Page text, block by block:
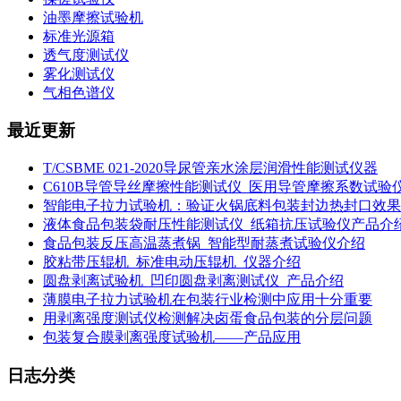
油墨摩擦试验机
标准光源箱
透气度测试仪
雾化测试仪
气相色谱仪
最近更新
T/CSBME 021-2020导尿管亲水涂层润滑性能测试仪器
C610B导管导丝摩擦性能测试仪_医用导管摩擦系数试验
智能电子拉力试验机：验证火锅底料包装封边热封口效果
液体食品包装袋耐压性能测试仪_纸箱抗压试验仪产品介
食品包装反压高温蒸煮锅_智能型耐蒸煮试验仪介绍
胶粘带压辊机_标准电动压辊机_仪器介绍
圆盘剥离试验机_凹印圆盘剥离测试仪_产品介绍
薄膜电子拉力试验机在包装行业检测中应用十分重要
用剥离强度测试仪检测解决卤蛋食品包装的分层问题
包装复合膜剥离强度试验机——产品应用
日志分类